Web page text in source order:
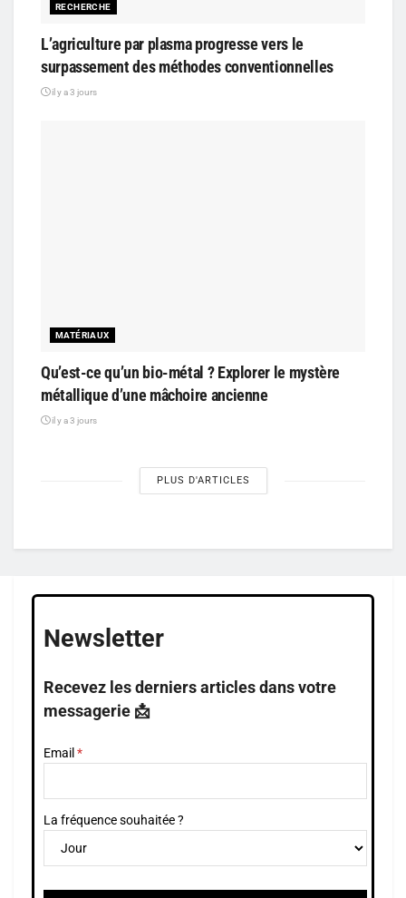
RECHERCHE
L’agriculture par plasma progresse vers le
surpassement des méthodes conventionnelles
il y a 3 jours
MATÉRIAUX
Qu’est-ce qu’un bio-métal ? Explorer le mystère
métallique d’une mâchoire ancienne
il y a 3 jours
PLUS D'ARTICLES
Newsletter
Recevez les derniers articles dans votre
messagerie 📩
Email
La fréquence souhaitée ?